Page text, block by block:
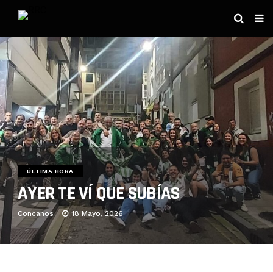
ÚLTIMA HORA
AYER TE VÍ QUE SUBÍAS
Concanos 18 Mayo, 2026